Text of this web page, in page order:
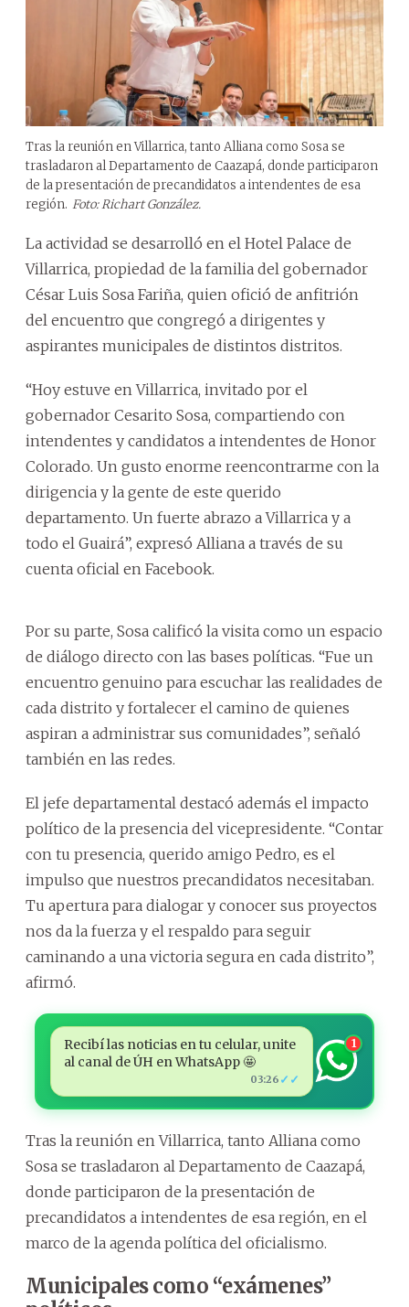
Tras la reunión en Villarrica, tanto Alliana como Sosa se
trasladaron al Departamento de Caazapá, donde participaron
de la presentación de precandidatos a intendentes de esa
región. Foto: Richart González.
La actividad se desarrolló en el Hotel Palace de
Villarrica, propiedad de la familia del gobernador
César Luis Sosa Fariña, quien ofició de anfitrión
del encuentro que congregó a dirigentes y
aspirantes municipales de distintos distritos.
“Hoy estuve en Villarrica, invitado por el
gobernador Cesarito Sosa, compartiendo con
intendentes y candidatos a intendentes de Honor
Colorado. Un gusto enorme reencontrarme con la
dirigencia y la gente de este querido
departamento. Un fuerte abrazo a Villarrica y a
todo el Guairá”, expresó Alliana a través de su
cuenta oficial en Facebook.
Por su parte, Sosa calificó la visita como un espacio
de diálogo directo con las bases políticas. “Fue un
encuentro genuino para escuchar las realidades de
cada distrito y fortalecer el camino de quienes
aspiran a administrar sus comunidades”, señaló
también en las redes.
El jefe departamental destacó además el impacto
político de la presencia del vicepresidente. “Contar
con tu presencia, querido amigo Pedro, es el
impulso que nuestros precandidatos necesitaban.
Tu apertura para dialogar y conocer sus proyectos
nos da la fuerza y el respaldo para seguir
caminando a una victoria segura en cada distrito”,
afirmó.
Recibí las noticias en tu celular, unite
al canal de ÚH en WhatsApp 🤩
03:26 ✓✓
1
Tras la reunión en Villarrica, tanto Alliana como
Sosa se trasladaron al Departamento de Caazapá,
donde participaron de la presentación de
precandidatos a intendentes de esa región, en el
marco de la agenda política del oficialismo.
Municipales como “exámenes”